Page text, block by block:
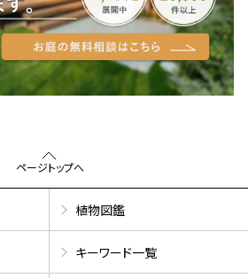
ページトップへ
植物図鑑
キーワード一覧